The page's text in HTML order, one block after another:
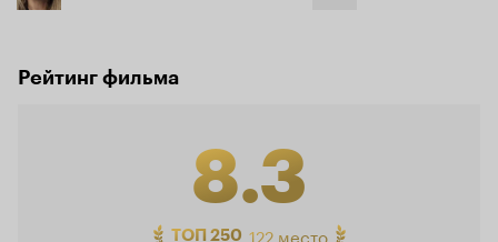
Рейтинг фильма
8.3
Рейтинг
ТОП 250 122 место